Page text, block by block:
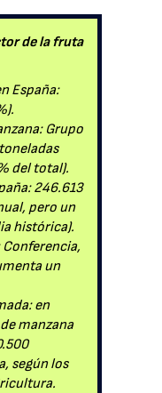
de la fruta
España:
Grupo
del total).
246.613
pero un
histórica).
un
en
manzana
según los